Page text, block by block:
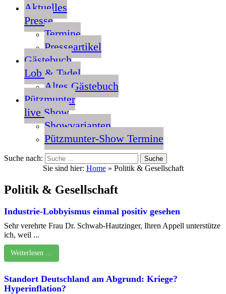
Aktuelles
Presse
Termine
Presseartikel
Gästebuch
Lob & Tadel
Altes Gästebuch
Pützmunter
live Show
Showvarianten
Pützmunter-Show Termine
Suche nach:
Sie sind hier: Home» Politik & Gesellschaft
Politik & Gesellschaft
Industrie-Lobbyismus einmal positiv gesehen
Sehr verehrte Frau Dr. Schwab-Hautzinger, Ihren Appell unterstütze
ich, weil ...
Weiterlesen …
Standort Deutschland am Abgrund: Kriege?
Hyperinflation?